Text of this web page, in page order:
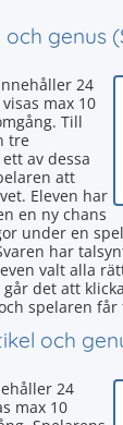
genus
24
max 10
Till
tre
av dessa
att
Eleven har
en ny chans
under en
har
valt alla
det att
spelaren
och
24
max 10